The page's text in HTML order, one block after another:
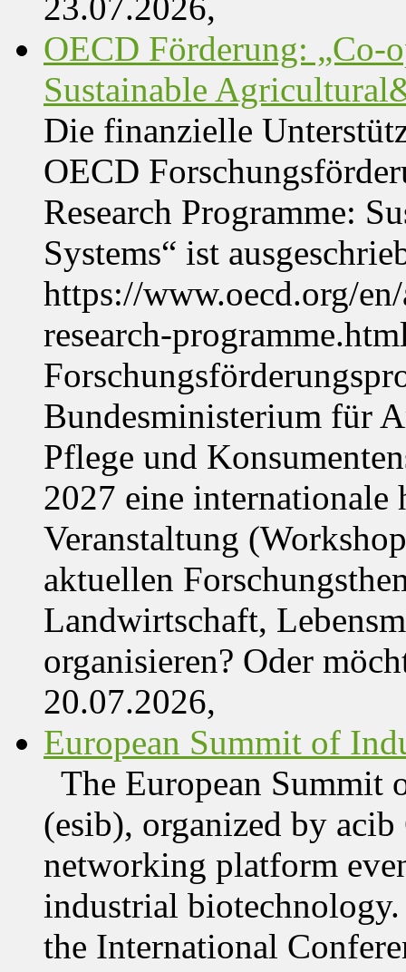
23.07.2026,
OECD Förderung: „Co-
Sustainable
Die finanzielle
OECD
Research Programme:
Systems“ ist
https://www.oecd.org/
research-
Bundesministerium für
Pflege und
2027 eine internationale
Veranstaltung
aktuellen
Landwirtschaft,
organisieren? Oder
20.07.2026,
European Summit of
The European
(esib), organized by
networking platform
industrial
the International